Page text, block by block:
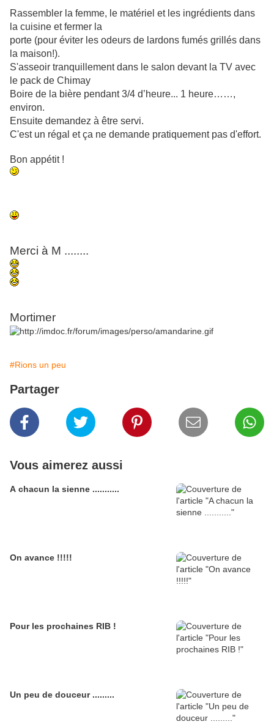
Rassembler la femme, le matériel et les ingrédients dans
la cuisine et fermer la
porte (pour éviter les odeurs de lardons fumés grillés dans
la maison!).
S'asseoir tranquillement dans le salon devant la TV avec
le pack de Chimay
Boire de la bière pendant 3/4 d’heure... 1 heure……,
environ.
Ensuite demandez à être servi.
C'est un régal et ça ne demande pratiquement pas d'effort.
Bon appétit !
Merci à M ........
Mortimer
#Rions un peu
Partager
Vous aimerez aussi
A chacun la sienne ...........
On avance !!!!!
Pour les prochaines RIB !
Un peu de douceur .........